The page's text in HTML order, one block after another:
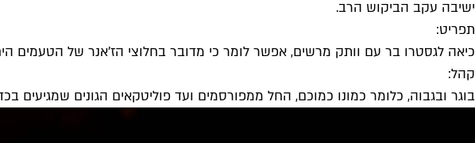
ישיבה עקב הביקוש הרב.
תפריט:
כיאה לגסטרו בר עם וותק מרשים, אפשר לומר כי מדובר בחלוצי הז'אנר של הטעמים
קהל:
בוגר ובגבוה, כלומר כמונו כמוכם, החל ממפורסמים ועד פוליטקאים הגונים